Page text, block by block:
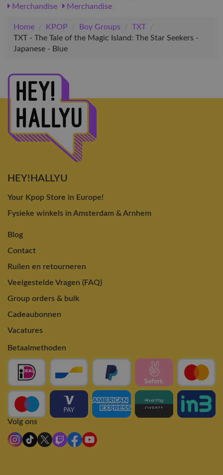
Merchandise
Merchandise
Home / KPOP / Boy Groups / TXT
/
TXT - The Tale of the Magic Island: The Star Seekers -
Japanese - Blue
HEY!HALLYU
Your Kpop Store in Europe!
Fysieke winkels in Amsterdam & Arnhem
Blog
Contact
Ruilen en retourneren
Veelgestelde Vragen (FAQ)
Group orders & bulk
Cadeaubonnen
Vacatures
Betaalmethoden
Volg ons